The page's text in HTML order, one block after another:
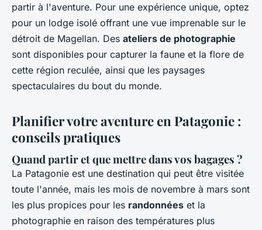
partir à l'aventure. Pour une expérience unique, optez
pour un lodge isolé offrant une vue imprenable sur le
détroit de Magellan. Des ateliers de photographie
sont disponibles pour capturer la faune et la flore de
cette région reculée, ainsi que les paysages
spectaculaires du bout du monde.
Planifier votre aventure en Patagonie :
conseils pratiques
Quand partir et que mettre dans vos bagages ?
La Patagonie est une destination qui peut être visitée
toute l'année, mais les mois de novembre à mars sont
les plus propices pour les randonnées et la
photographie en raison des températures plus